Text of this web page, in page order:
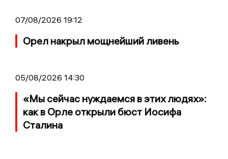
07/08/2026 19:12
Орел накрыл мощнейший ливень
05/08/2026 14:30
«Мы сейчас нуждаемся в этих людях»:
как в Орле открыли бюст Иосифа
Сталина